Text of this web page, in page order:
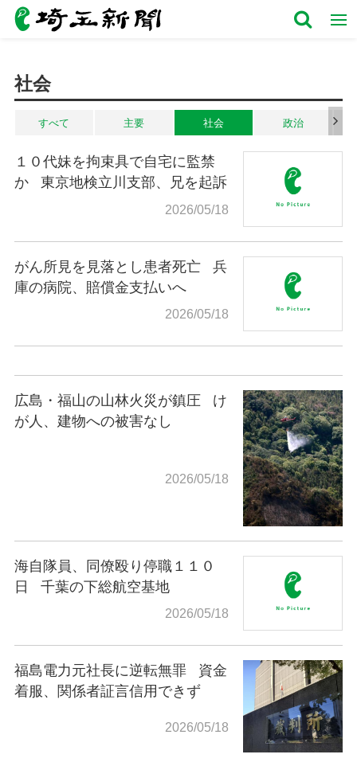
社会
すべて 主要 社会 政治
１０代妹を拘束具で自宅に監禁
か
東京地検立川支部、兄を起訴
2026/05/18
がん所見を見落とし患者死亡
兵
庫の病院、賠償金支払いへ
2026/05/18
広島・福山の山林火災が鎮圧
け
が人、建物への被害なし
2026/05/18
海自隊員、同僚殴り停職１１０
日
千葉の下総航空基地
2026/05/18
福島電力元社長に逆転無罪
資金
着服、関係者証言信用できず
2026/05/18